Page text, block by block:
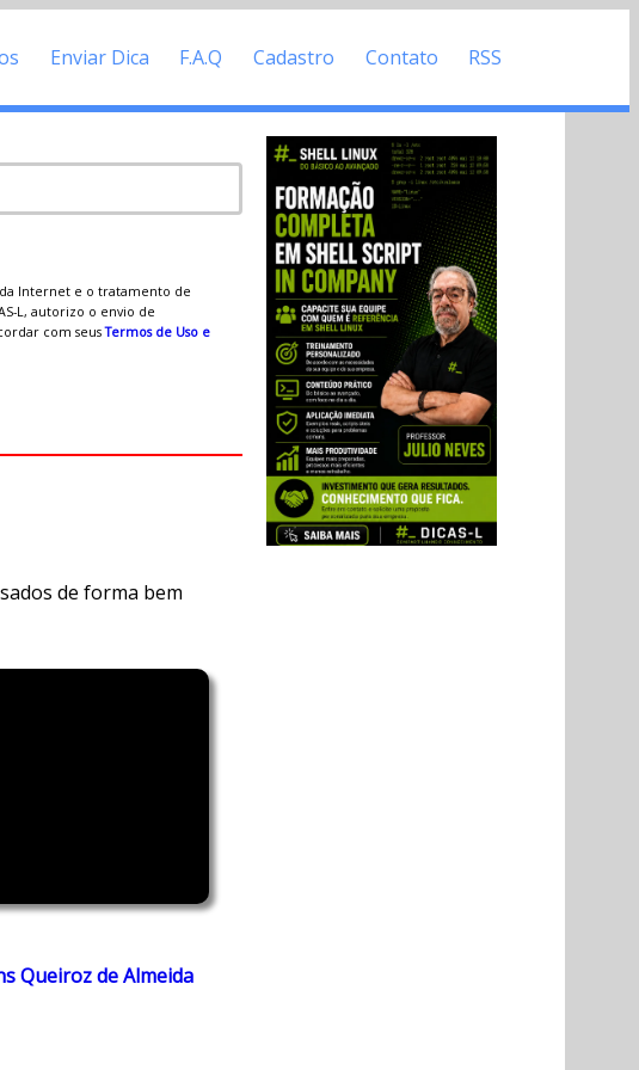
Enviar Dica F.A.Q Cadastro Contato RSS
da Internet e o tratamento de
L, autorizo o envio de
com seusTermos de Uso e
de forma bem
Queiroz de Almeida